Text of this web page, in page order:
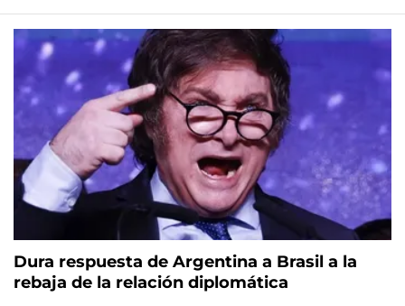
Dura respuesta de Argentina a Brasil a la
rebaja de la relación diplomática